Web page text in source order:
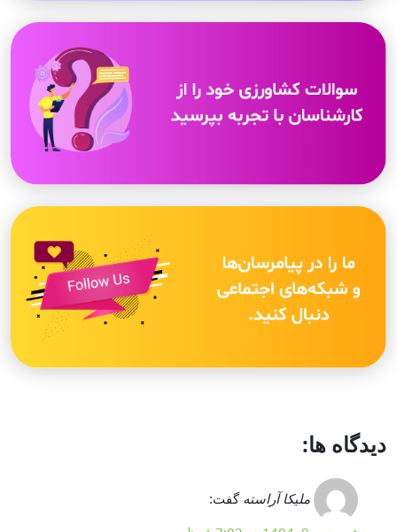
دیدگاه ها:
ملیکا آراسته گفت: